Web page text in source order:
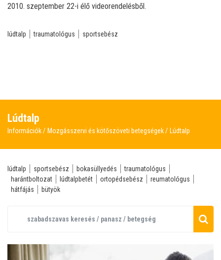
2010. szeptember 22-i élő videorendelésből.
lúdtalp traumatológus sportsebész
Lúdtalp
Információk Mozgásszervi és kötőszöveti betegségek Lúdtalp
lúdtalp sportsebész bokasüllyedés
traumatológus
harántboltozat
lúdtalpbetét ortopédsebész
reumatológus
hátfájás
bütyök